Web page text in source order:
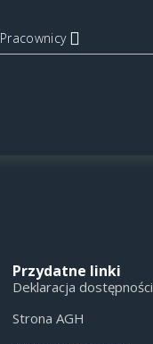
Pracownicy
Przydatne linki
Deklaracja dostępności
Strona AGH